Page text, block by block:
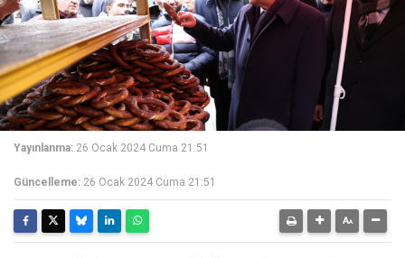
Yayınlanma: 26 Ocak 2024 Cuma 21:51
Güncelleme: 26 Ocak 2024 Cuma 21:51